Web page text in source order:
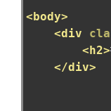
<body>
<div
<h2>
</div>